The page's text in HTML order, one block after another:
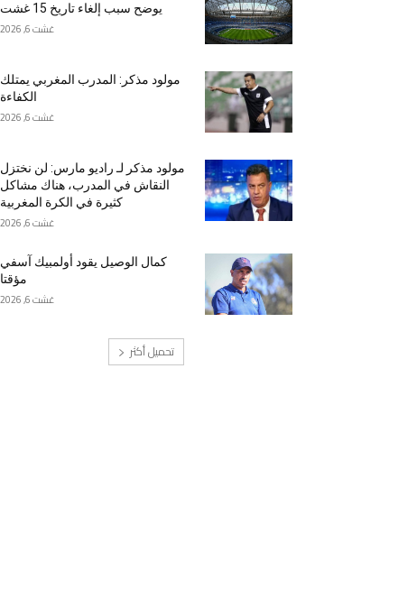
يوضح سبب إلغاء تاريخ 15 غشت
غشت 6, 2026
مولود مذكر: المدرب المغربي يمتلك
الكفاءة
غشت 6, 2026
مولود مذكر لـ راديو مارس: لن نختزل
النقاش في المدرب، هناك مشاكل
كثيرة في الكرة المغربية
غشت 6, 2026
كمال الوصيل يقود أولمبيك آسفي
مؤقتا
غشت 6, 2026
تحميل أكثر